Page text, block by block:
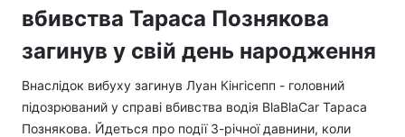
вбивства Тараса Познякова
загинув у свій день народження
Внаслідок вибуху загинув Луан Кінгісепп - головний
підозрюваний у справі вбивства водія BlaBlaCar Тараса
Познякова. Йдеться про події 3-річної давнини, коли